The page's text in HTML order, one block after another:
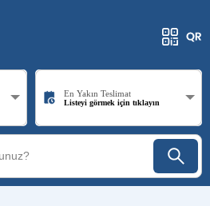
En Yakın Teslimat
Listeyi görmek için tıklayın